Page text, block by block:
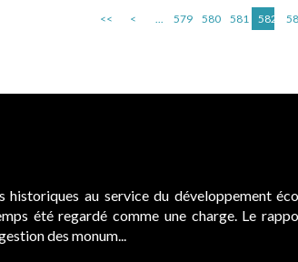
<< < ... 579 580 581 582
historiques au service du développement
été regardé comme une charge. Le
des monum...